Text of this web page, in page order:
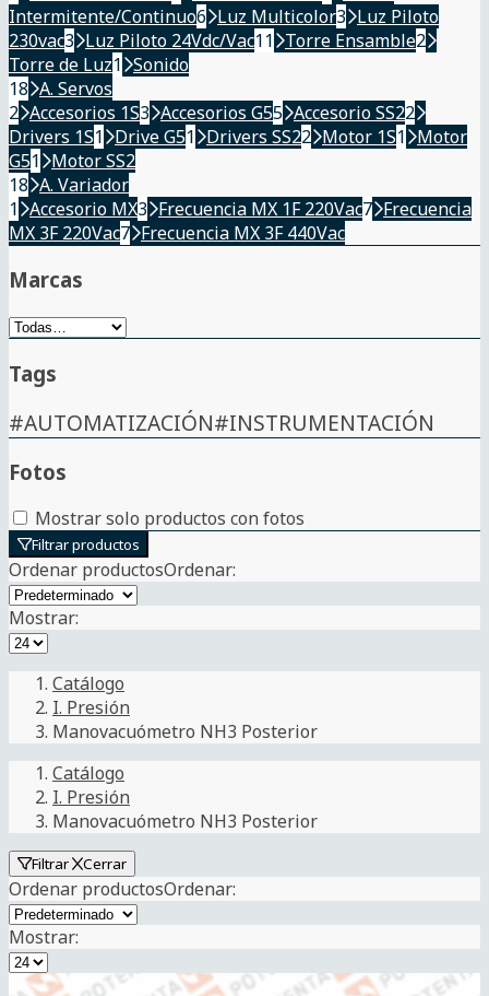
Intermitente/Continuo6 Luz Multicolor3 Luz Piloto
230vac3 Luz Piloto 24Vdc/Vac11 Torre Ensamble2
Torre de Luz1 Sonido
18 A. Servos
2 Accesorios 1S3 Accesorios G55 Accesorio SS22
Drivers 1S1 Drive G51 Drivers SS22 Motor 1S1 Motor
G51 Motor SS2
18 A. Variador
1 Accesorio MX3 Frecuencia MX 1F 220Vac7 Frecuencia
MX 3F 220Vac7 Frecuencia MX 3F 440Vac
Marcas
Tags
#AUTOMATIZACIÓN#INSTRUMENTACIÓN
Fotos
Mostrar solo productos con fotos
Filtrar productos
Ordenar productosOrdenar:
Mostrar:
Catálogo
I. Presión
Manovacuómetro NH3 Posterior
Catálogo
I. Presión
Manovacuómetro NH3 Posterior
Filtrar Cerrar
Ordenar productosOrdenar:
Mostrar: